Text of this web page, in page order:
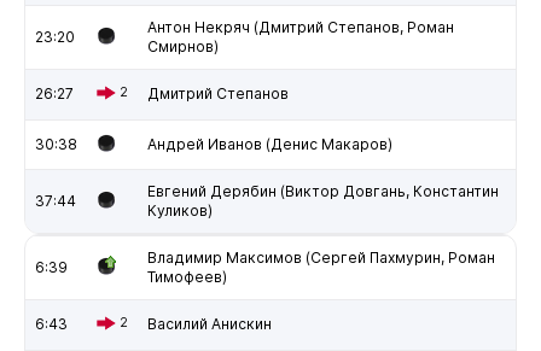
23:20
Антон Некряч (Дмитрий Степанов, Роман
Смирнов)
26:27 2 Дмитрий Степанов
30:38 Андрей Иванов (Денис Макаров)
37:44
Евгений Дерябин (Виктор Довгань, Константин
Куликов)
6:39
Владимир Максимов (Сергей Пахмурин, Роман
Тимофеев)
6:43 2 Василий Анискин